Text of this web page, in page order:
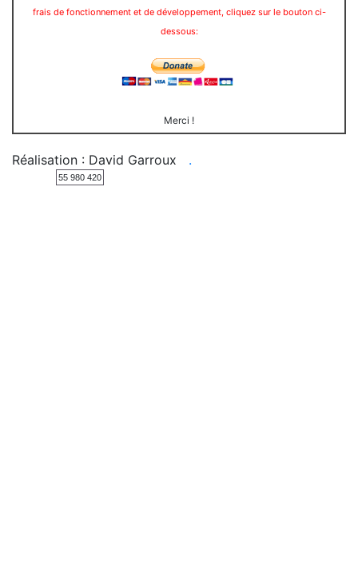
frais de fonctionnement et de développement, cliquez sur le bouton ci-
dessous:
Merci !
Réalisation : David Garroux .
55 980 420